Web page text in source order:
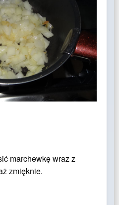
marchewkę wraz z
zmięknie.